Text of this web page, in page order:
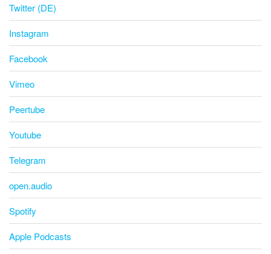
Twitter (DE)
Instagram
Facebook
Vimeo
Peertube
Youtube
Telegram
open.audio
Spotify
Apple Podcasts